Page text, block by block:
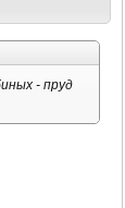
- пруд